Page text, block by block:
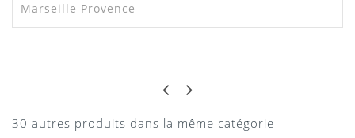
Marseille Provence
10/08/2020
30 autres produits dans la même catégorie